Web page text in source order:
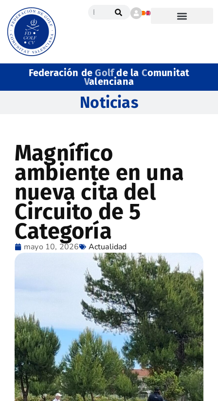
Federación deGolfde la Comunitat
Valenciana
Noticias
Magnífico
ambiente en una
nueva cita del
Circuito de 5
Categoría
mayo 10, 2026 Actualidad